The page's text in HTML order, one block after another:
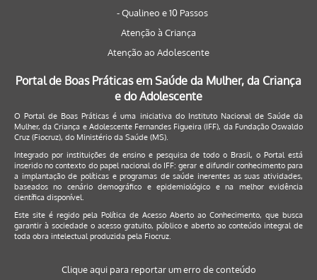
- Qualineo e 10 Passos
Atenção à Criança
Atenção ao Adolescente
Portal de Boas Práticas em Saúde da Mulher, da Criança
e do Adolescente
O Portal de Boas Práticas é uma iniciativa do Instituto Nacional de Saúde da
Mulher, da Criança e Adolescente Fernandes Figueira (IFF), da Fundação Oswaldo
Cruz (Fiocruz), do Ministério da Saúde (MS).
Integrado por instituições de ensino e pesquisa de todo o Brasil, o Portal está
inserido no contexto do papel nacional do IFF: gerar e difundir conhecimento para
a implantação de políticas e programas de saúde inerentes as suas atividades,
baseados no cenário demográfico e epidemiológico e na melhor evidência
científica disponível.
Este site é regido pela Política de Acesso Aberto ao Conhecimento, que busca
garantir à sociedade o acesso gratuito, público e aberto ao conteúdo integral de
toda obra intelectual produzida pela Fiocruz.
Clique aqui para reportar um erro de conteúdo